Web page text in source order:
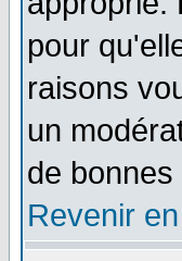
pour
raisons
un
de bonnes
Revenir